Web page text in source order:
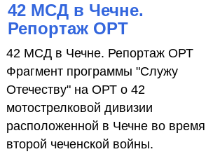
42 МСД в Чечне.
Репортаж ОРТ
42 МСД в Чечне. Репортаж ОРТ
Фрагмент программы "Служу
Отечеству" на ОРТ о 42
мотострелковой дивизии
расположенной в Чечне во время
второй чеченской войны.